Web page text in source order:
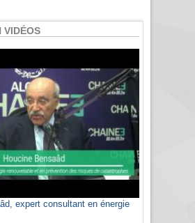
VIDÉOS
expert consultant en énergie